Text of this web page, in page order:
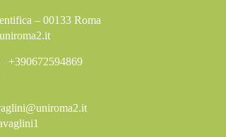
– 00133 Roma
+390672594869